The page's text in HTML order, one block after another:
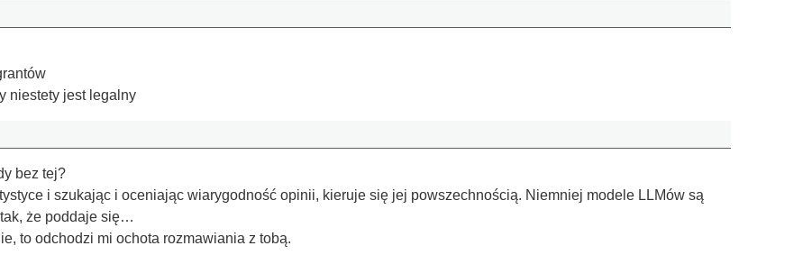
niestety jest legalny
bez tej?
i szukając i oceniając wiarygodność opinii, kieruje się jej powszechnością. Niemniej modele LLMów są
tak, że poddaje się…
to odchodzi mi ochota rozmawiania z tobą.